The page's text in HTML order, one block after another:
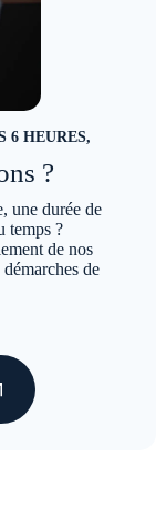
6 HEURES,
?
une durée de
temps ?
de nos
de